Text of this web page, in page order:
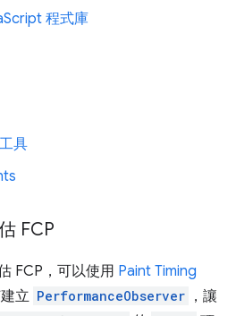
程式庫
具
FCP
FCP，可以使用 Paint Timing
立 PerformanceObserver ，讓